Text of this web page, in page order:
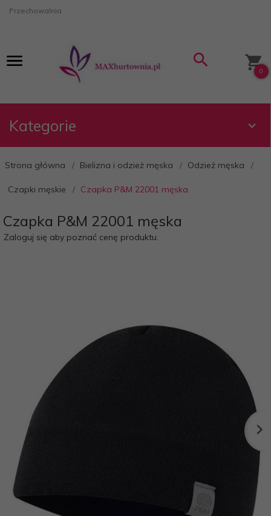
Przechowalnia
0
Kategorie
Strona główna Bielizna i odzież męska Odzież męska
Czapki męskie Czapka P&M 22001 męska
Czapka P&M 22001 męska
Zaloguj się aby poznać cenę produktu.